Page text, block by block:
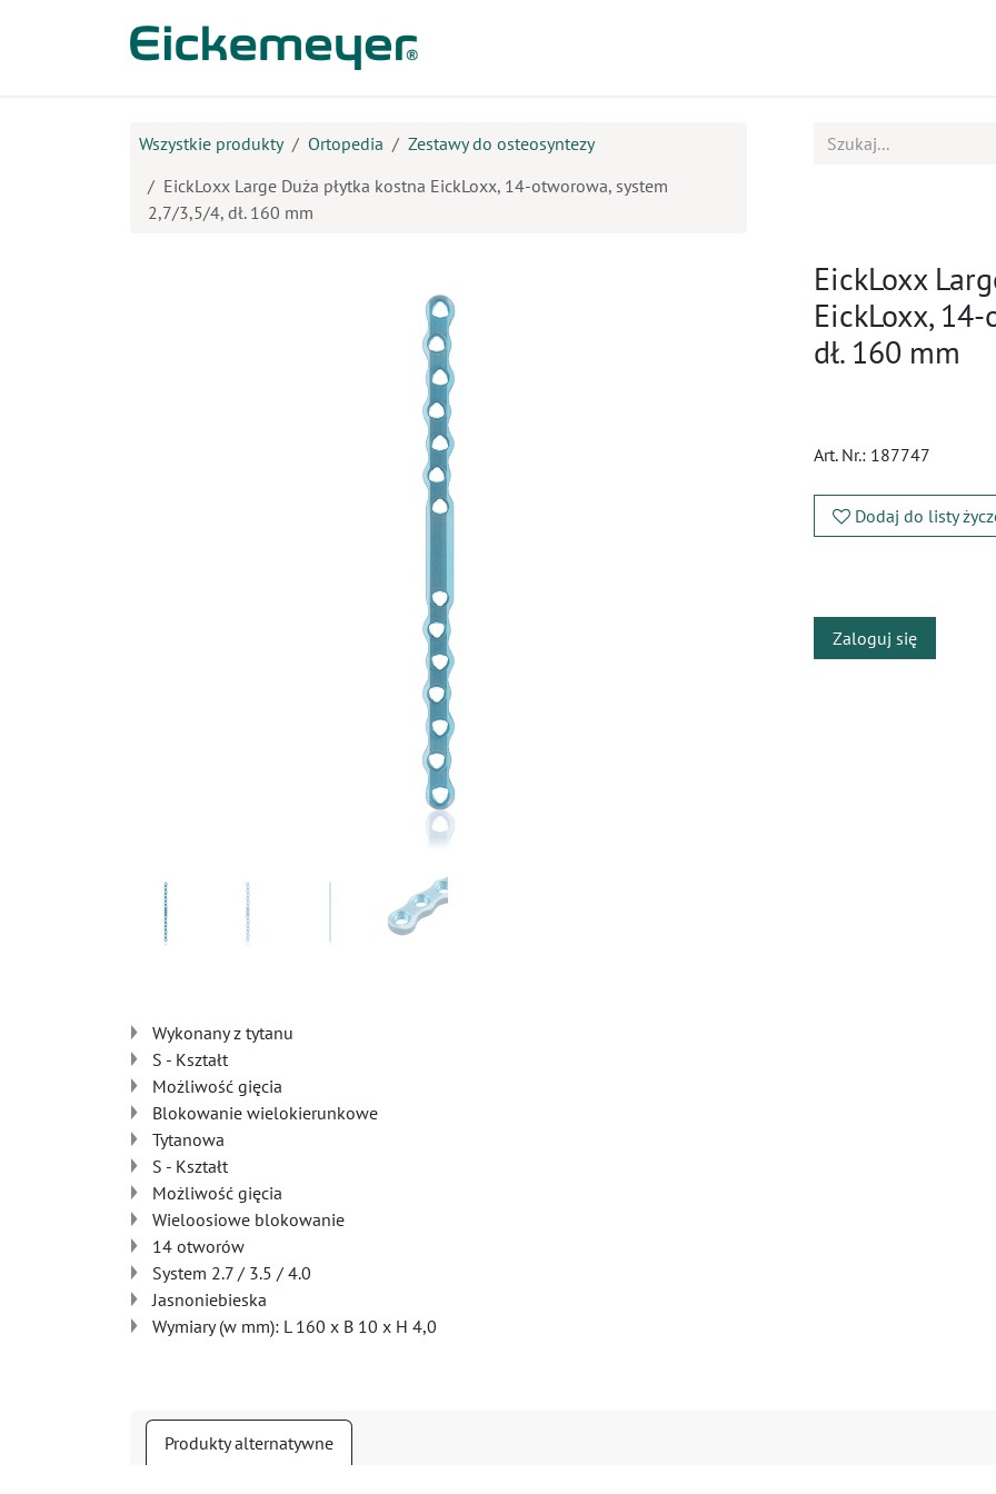
Wszystkie produkty Ortopedia
Zestawy do osteosyntezy
EickLoxx Large Duża płytka kostna EickLoxx, 14-otworowa, system
2,7/3,5/4, dł. 160 mm
EickLoxx
EickLoxx,
dł. 160 mm
Art. Nr.: 187747
Dodaj do listy
Zaloguj się
Wykonany z tytanu
S - Kształt
Możliwość gięcia
Blokowanie wielokierunkowe
Tytanowa
S - Kształt
Możliwość gięcia
Wieloosiowe blokowanie
14 otworów
System 2.7 / 3.5 / 4.0
Jasnoniebieska
Wymiary (w mm): L 160 x B 10 x H 4,0
Produkty alternatywne